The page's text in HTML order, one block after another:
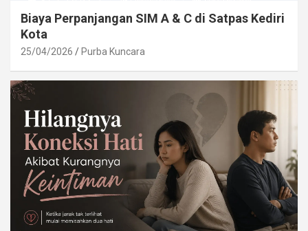
Biaya Perpanjangan SIM A & C di Satpas Kediri
Kota
25/04/2026 Purba Kuncara